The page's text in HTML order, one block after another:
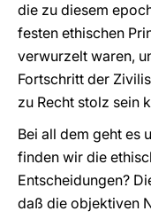
die zu diesem
festen ethischen
verwurzelt waren,
Fortschritt der
zu Recht stolz sein
Bei all dem geht es
finden wir die
Entscheidungen?
daß die objektiven